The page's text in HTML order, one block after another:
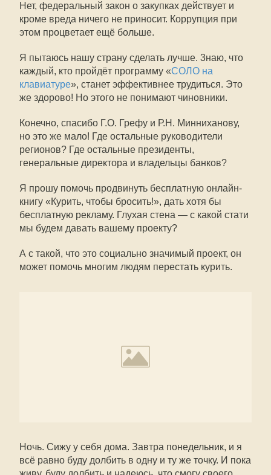
Нет, федеральный закон о закупках действует и
кроме вреда ничего не приносит. Коррупция при
этом процветает ещё больше.
Я пытаюсь нашу страну сделать лучше. 3наю, что
каждый, кто пройдёт программу «СОЛО на
клавиатуре», станет эффективнее трудиться. Это
же здорово! Но этого не понимают чиновники.
Конечно, спасибо Г.О. Грефу и Р.Н. Минниханову,
но это же мало! Где остальные руководители
регионов? Где остальные президенты,
генеральные директора и владельцы банков?
Я прошу помочь продвинуть бесплатную онлайн-
книгу «Курить, чтобы бросить!», дать хотя бы
бесплатную рекламу. Глухая стена — с какой стати
мы будем давать вашему проекту?
А с такой, что это социально значимый проект, он
может помочь многим людям перестать курить.
Ночь. Сижу у себя дома. Завтра понедельник, и я
всё равно буду долбить в одну и ту же точку. И пока